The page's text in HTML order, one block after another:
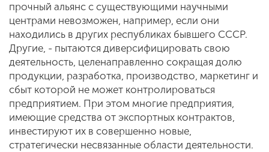
прочный альянс с существующими научными
центрами невозможен, например, если они
находились в других республиках бывшего СССР.
Другие, - пытаются диверсифицировать свою
деятельность, целенаправленно сокращая долю
продукции, разработка, производство, маркетинг и
сбыт которой не может контролироваться
предприятием. При этом многие предприятия,
имеющие средства от экспортных контрактов,
инвестируют их в совершенно новые,
стратегически несвязанные области деятельности.